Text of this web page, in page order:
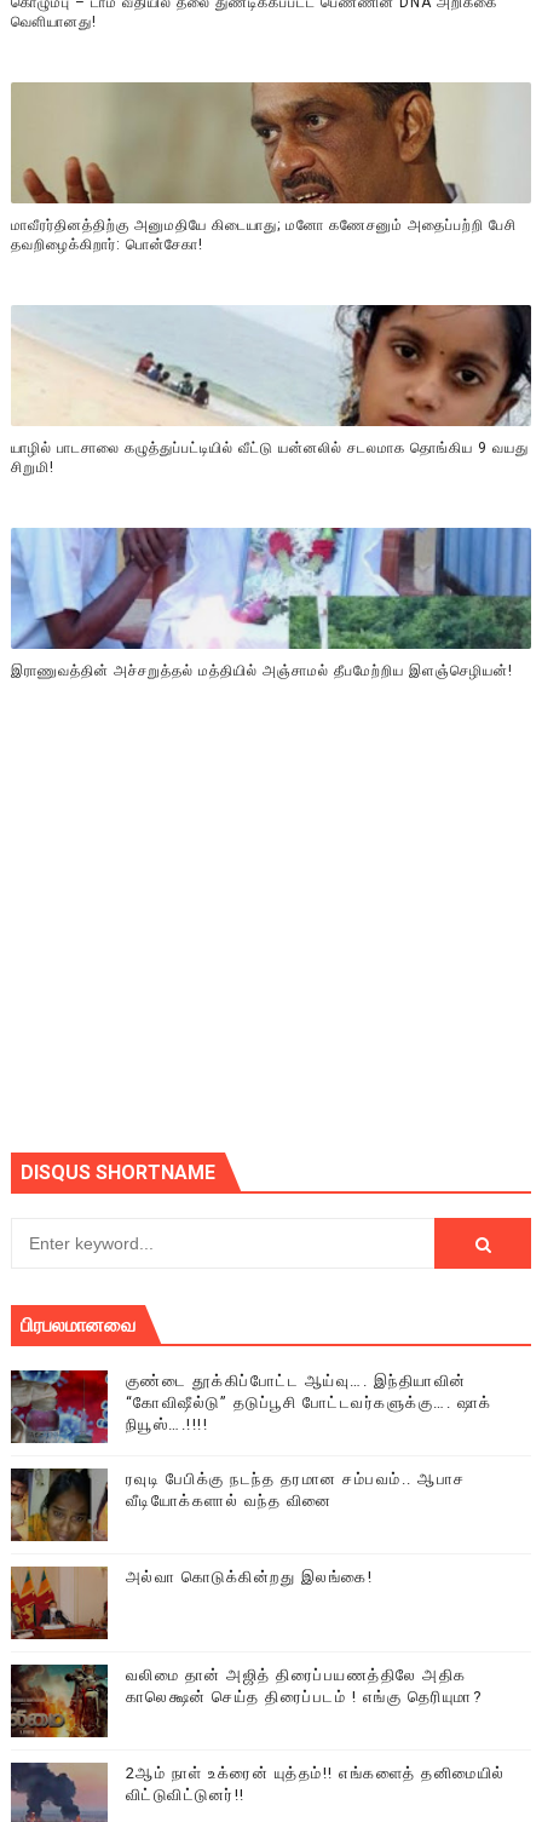
வௌியானது!
மாவீரர்தினத்திற்கு அனுமதியே கிடையாது; மனோ கணேசனும் அதைப்பற்றி பேசி
தவறிழைக்கிறார்: பொன்சேகா!
யாழில் பாடசாலை கழுத்துப்பட்டியில் வீட்டு யன்னலில் சடலமாக தொங்கிய 9 வயது
சிறுமி!
இராணுவத்தின் அச்சறுத்தல் மத்தியில் அஞ்சாமல் தீபமேற்றிய இளஞ்செழியன்!
DISQUS SHORTNAME
பிரபலமானவை
குண்டை தூக்கிப்போட்ட ஆய்வு…. இந்தியாவின்
“கோவிஷீல்டு” தடுப்பூசி போட்டவர்களுக்கு…. ஷாக்
நியூஸ்….!!!!
ரவுடி பேபிக்கு நடந்த தரமான சம்பவம்.. ஆபாச
வீடியோக்களால் வந்த வினை
அல்வா கொடுக்கின்றது இலங்கை!
வலிமை தான் அஜித் திரைப்பயணத்திலே அதிக
காலெக்ஷன் செய்த திரைப்படம் ! எங்கு தெரியுமா?
2ஆம் நாள் உக்ரைன் யுத்தம்!! எங்களைத் தனிமையில்
விட்டுவிட்டுனர்!!